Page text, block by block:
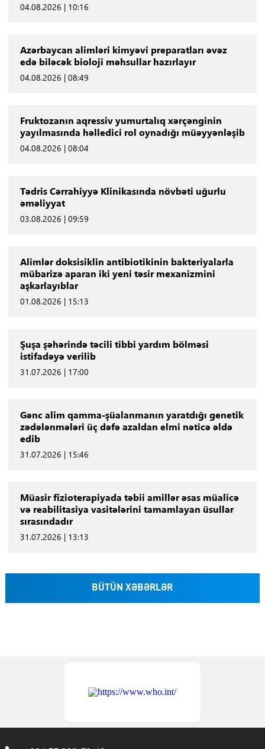
04.08.2026 | 10:16
Azərbaycan alimləri kimyəvi preparatları əvəz
edə biləcək bioloji məhsullar hazırlayır
04.08.2026 | 08:49
Fruktozanın aqressiv yumurtalıq xərçənginin
yayılmasında həlledici rol oynadığı müəyyənləşib
04.08.2026 | 08:04
Tədris Cərrahiyyə Klinikasında növbəti uğurlu
əməliyyat
03.08.2026 | 09:59
Alimlər doksisiklin antibiotikinin bakteriyalarla
mübarizə aparan iki yeni təsir mexanizmini
aşkarlayıblar
01.08.2026 | 15:13
Şuşa şəhərində təcili tibbi yardım bölməsi
istifadəyə verilib
31.07.2026 | 17:00
Gənc alim qamma-şüalanmanın yaratdığı genetik
zədələnmələri üç dəfə azaldan elmi nəticə əldə
edib
31.07.2026 | 15:46
Müasir fizioterapiyada təbii amillər əsas müalicə
və reabilitasiya vasitələrini tamamlayan üsullar
sırasındadır
31.07.2026 | 13:13
BÜTÜN XƏBƏRLƏR